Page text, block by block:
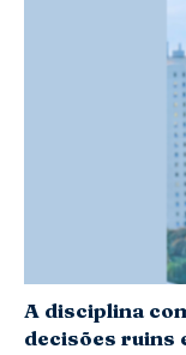
A disciplina
decisões ruins